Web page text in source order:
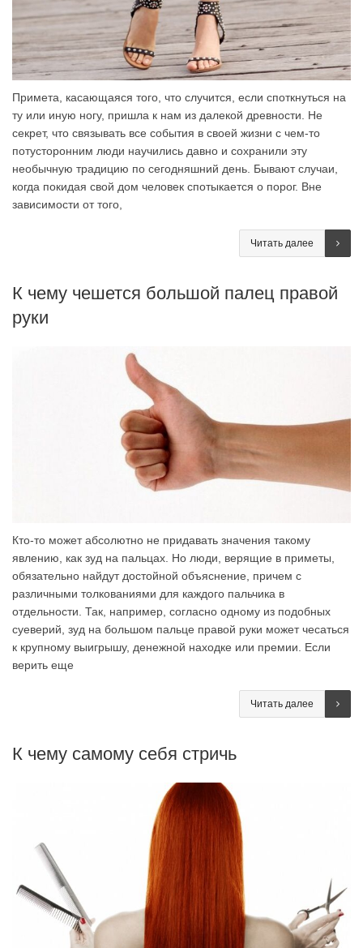
Примета, касающаяся того, что случится, если споткнуться на
ту или иную ногу, пришла к нам из далекой древности. Не
секрет, что связывать все события в своей жизни с чем-то
потусторонним люди научились давно и сохранили эту
необычную традицию по сегодняшний день. Бывают случаи,
когда покидая свой дом человек спотыкается о порог. Вне
зависимости от того,
Читать далее
К чему чешется большой палец правой
руки
Кто-то может абсолютно не придавать значения такому
явлению, как зуд на пальцах. Но люди, верящие в приметы,
обязательно найдут достойной объяснение, причем с
различными толкованиями для каждого пальчика в
отдельности. Так, например, согласно одному из подобных
суеверий, зуд на большом пальце правой руки может чесаться
к крупному выигрышу, денежной находке или премии. Если
верить еще
Читать далее
К чему самому себя стричь